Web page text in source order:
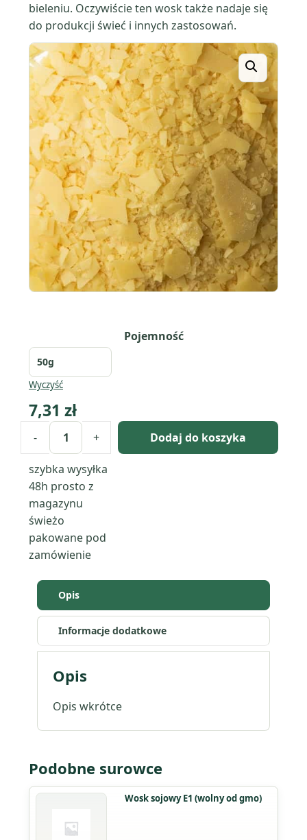
bieleniu. Oczywiście ten wosk także nadaje się
do produkcji świeć i innych zastosowań.
Pojemność
Wyczyść
7,31 zł
- + Dodaj do koszyka
szybka wysyłka
48h prosto z
magazynu
świeżo
pakowane pod
zamówienie
Opis
Informacje dodatkowe
Opis
Opis wkrótce
Podobne surowce
Wosk sojowy E1 (wolny od gmo)